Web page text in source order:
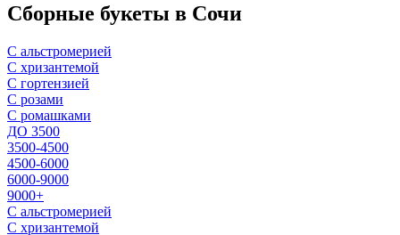
Сборные букеты в Сочи
С альстромерией
С хризантемой
С гортензией
С розами
С ромашками
ДО 3500
3500-4500
4500-6000
6000-9000
9000+
С альстромерией
С хризантемой